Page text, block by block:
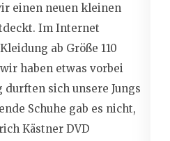
einen neuen kleinen
Im Internet
ab Größe 110
haben etwas vorbei
durften sich unsere Jungs
Schuhe gab es nicht,
Kästner DVD